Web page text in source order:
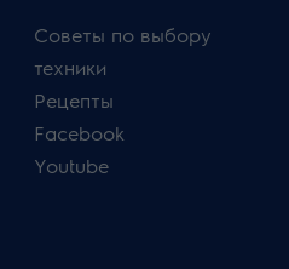
Советы по выбору
техники
Рецепты
Facebook
Youtube